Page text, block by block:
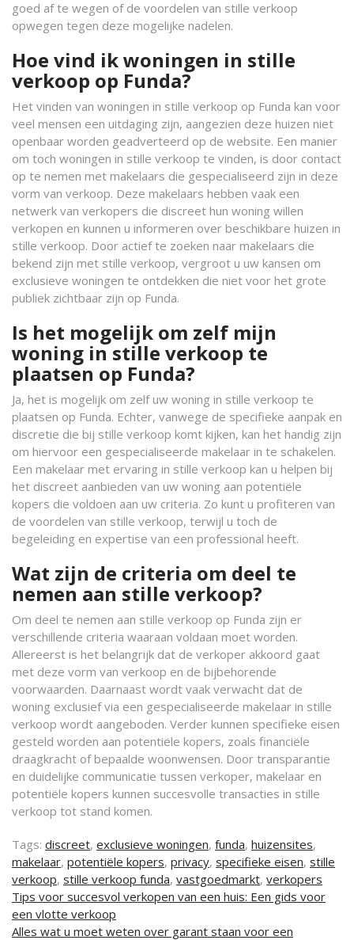
goed af te wegen of de voordelen van stille verkoop
opwegen tegen deze mogelijke nadelen.
Hoe vind ik woningen in stille
verkoop op Funda?
Het vinden van woningen in stille verkoop op Funda kan voor
veel mensen een uitdaging zijn, aangezien deze huizen niet
openbaar worden geadverteerd op de website. Een manier
om toch woningen in stille verkoop te vinden, is door contact
op te nemen met makelaars die gespecialiseerd zijn in deze
vorm van verkoop. Deze makelaars hebben vaak een
netwerk van verkopers die discreet hun woning willen
verkopen en kunnen u informeren over beschikbare huizen in
stille verkoop. Door actief te zoeken naar makelaars die
bekend zijn met stille verkoop, vergroot u uw kansen om
exclusieve woningen te ontdekken die niet voor het grote
publiek zichtbaar zijn op Funda.
Is het mogelijk om zelf mijn
woning in stille verkoop te
plaatsen op Funda?
Ja, het is mogelijk om zelf uw woning in stille verkoop te
plaatsen op Funda. Echter, vanwege de specifieke aanpak en
discretie die bij stille verkoop komt kijken, kan het handig zijn
om hiervoor een gespecialiseerde makelaar in te schakelen.
Een makelaar met ervaring in stille verkoop kan u helpen bij
het discreet aanbieden van uw woning aan potentiële
kopers die voldoen aan uw criteria. Zo kunt u profiteren van
de voordelen van stille verkoop, terwijl u toch de
begeleiding en expertise van een professional heeft.
Wat zijn de criteria om deel te
nemen aan stille verkoop?
Om deel te nemen aan stille verkoop op Funda zijn er
verschillende criteria waaraan voldaan moet worden.
Allereerst is het belangrijk dat de verkoper akkoord gaat
met deze vorm van verkoop en de bijbehorende
voorwaarden. Daarnaast wordt vaak verwacht dat de
woning exclusief via een gespecialiseerde makelaar in stille
verkoop wordt aangeboden. Verder kunnen specifieke eisen
gesteld worden aan potentiële kopers, zoals financiële
draagkracht of bepaalde woonwensen. Door transparantie
en duidelijke communicatie tussen verkoper, makelaar en
potentiële kopers kunnen succesvolle transacties in stille
verkoop tot stand komen.
Tags: discreet, exclusieve woningen, funda, huizensites,
makelaar, potentiële kopers, privacy, specifieke eisen, stille
verkoop, stille verkoop funda, vastgoedmarkt, verkopers
Berichtnavigatie
Tips voor succesvol verkopen van een huis: Een gids voor
een vlotte verkoop
Alles wat u moet weten over garant staan voor een